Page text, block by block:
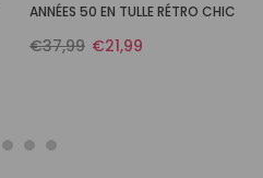
ANNÉES 50 EN TULLE RÉTRO CHIC
€37,99 €21,99